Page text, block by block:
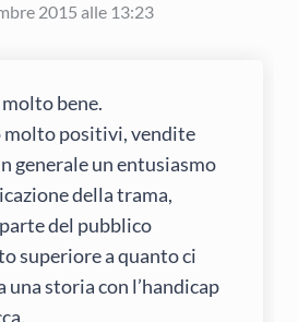
2015 alle 13:23
bene.
molto positivi, vendite
generale un entusiasmo
della trama,
del pubblico
superiore a quanto ci
una storia con l’handicap